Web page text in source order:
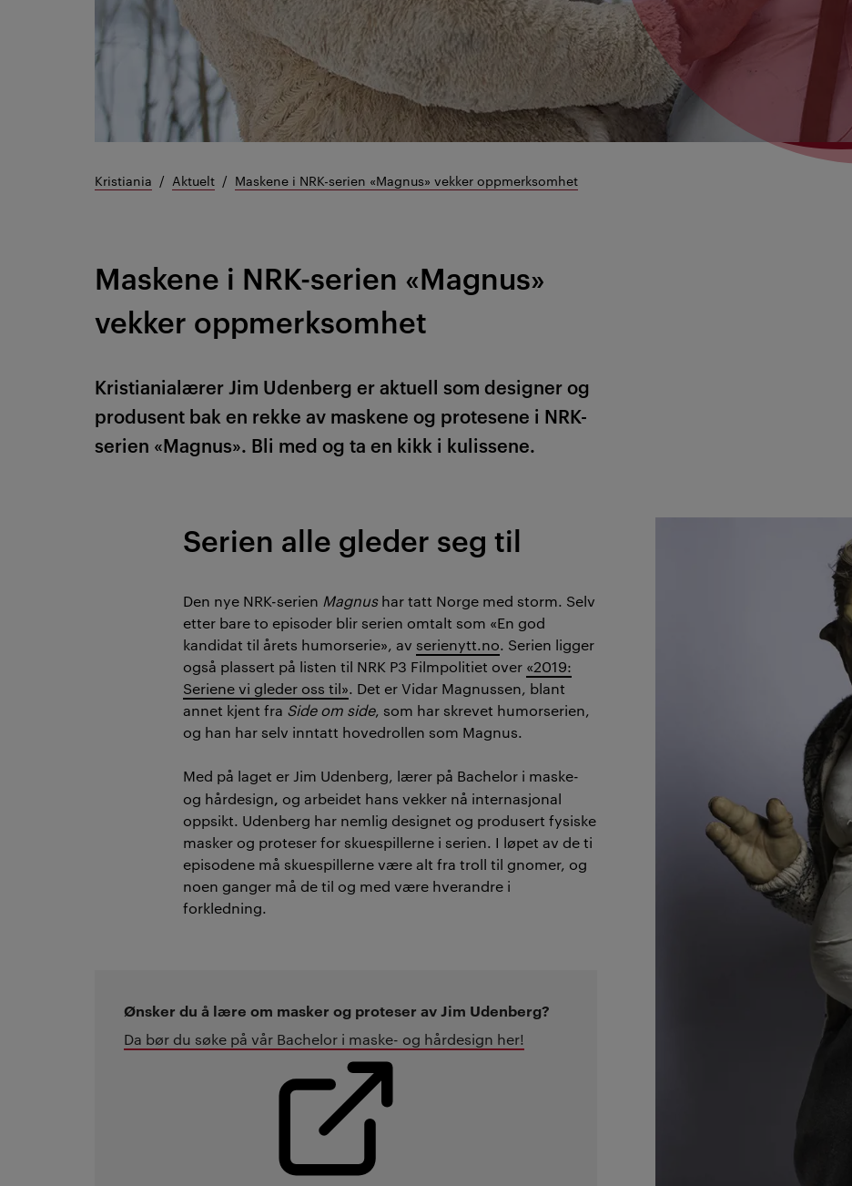
Kristiania Aktuelt Maskene i NRK-serien «Magnus» vekker oppmerksomhet
Maskene i NRK-serien «Magnus»
vekker oppmerksomhet
Kristianialærer Jim Udenberg er aktuell som designer og
produsent bak en rekke av maskene og protesene i NRK-
serien «Magnus». Bli med og ta en kikk i kulissene.
Serien alle gleder seg til
Den nye NRK-serien Magnushar tatt Norge med storm. Selv
etter bare to episoder blir serien omtalt som «En god
kandidat til årets humorserie», av serienytt.no. Serien ligger
også plassert på listen til NRK P3 Filmpolitiet over «2019:
Seriene vi gleder oss til». Det er Vidar Magnussen, blant
annet kjent fra Side om side, som har skrevet humorserien,
og han har selv inntatt hovedrollen som Magnus.
Med på laget er Jim Udenberg, lærer på Bachelor i maske-
og hårdesign, og arbeidet hans vekker nå internasjonal
oppsikt. Udenberg har nemlig designet og produsert fysiske
masker og proteser for skuespillerne i serien. I løpet av de ti
episodene må skuespillerne være alt fra troll til gnomer, og
noen ganger må de til og med være hverandre i
forkledning.
Ønsker du å lære om masker og proteser av Jim Udenberg?
Da bør du søke på vår Bachelor i maske- og hårdesign her!